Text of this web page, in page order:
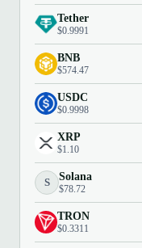
Tether
$0.9991
BNB
$574.47
USDC
$0.9998
XRP
$1.10
S Solana
$78.72
TRON
$0.3311